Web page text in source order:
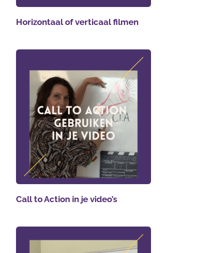
Horizontaal of verticaal filmen
Call to Action in je video’s